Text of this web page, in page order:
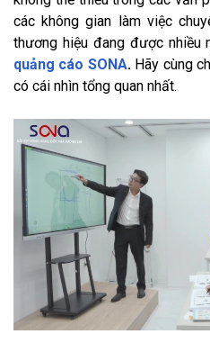
các không gian làm việc
thương hiệu đang được nhiều
quảng cáo SONA. Hãy cùng
có cái nhìn tổng quan nhất.